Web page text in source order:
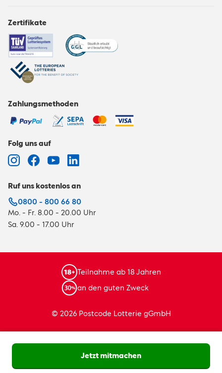
Jetzt mitmachen
Zertifikate
Zahlungsmethoden
Folg uns auf
Ruf uns kostenlos an
0800 - 800 66 80
Mo. - Fr. 8.00 - 20.00 Uhr
Sa. 9.00 - 17.00 Uhr
Teilnahme ab 18 Jahren
an den guten Zweck
© 2026 Postcode Lotterie gGmbH